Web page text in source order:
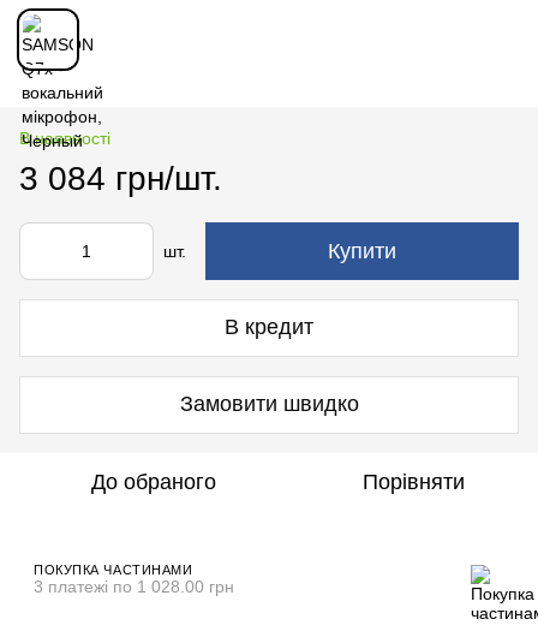
В наявності
3 084 грн/шт.
шт. Купити
В кредит
Замовити швидко
До обраного Порівняти
ПОКУПКА ЧАСТИНАМИ
3 платежі по 1 028.00 грн